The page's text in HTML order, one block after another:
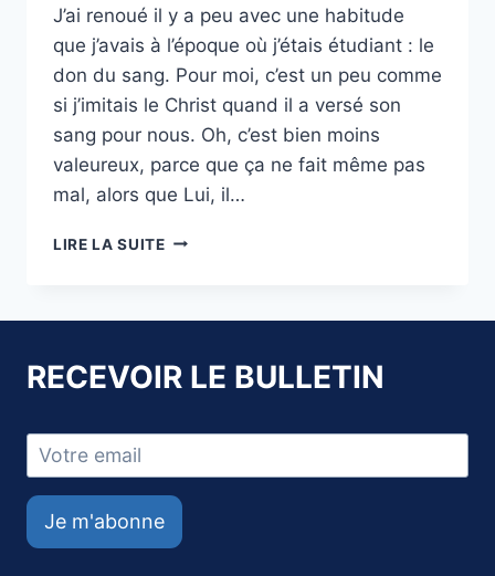
J’ai renoué il y a peu avec une habitude
que j’avais à l’époque où j’étais étudiant : le
don du sang. Pour moi, c’est un peu comme
si j’imitais le Christ quand il a versé son
sang pour nous. Oh, c’est bien moins
valeureux, parce que ça ne fait même pas
mal, alors que Lui, il…
LIRE LA SUITEJE
RECEVOIR LE BULLETIN
Je m'abonne